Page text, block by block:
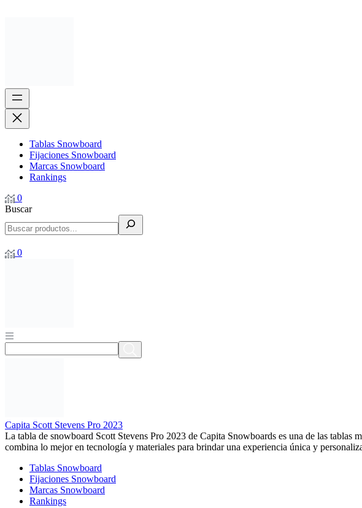
Tablas Snowboard
Fijaciones Snowboard
Marcas Snowboard
Rankings
0
Buscar
0
Capita Scott Stevens Pro 2023
La tabla de snowboard Scott Stevens Pro 2023 de Capita Snowboards es una de las
combina lo mejor en tecnología y materiales para brindar una experiencia única y
Tablas Snowboard
Fijaciones Snowboard
Marcas Snowboard
Rankings